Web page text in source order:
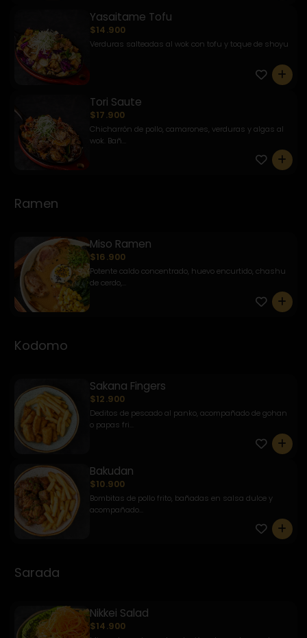
Yasaitame Tofu
$14.900
Verduras salteadas al wok con tofu y toque de shoyu
0
Tori Saute
$17.900
Chicharrón de pollo, camarones, verduras y algas al
wok. Bañ...
0
Ramen
Miso Ramen
$16.900
Potente caldo concentrado, huevo encurtido, chashu
de cerdo,...
0
Kodomo
Sakana Fingers
$12.900
Deditos de pescado al panko, acompañado de gohan
o papas fri...
0
Bakudan
$10.900
Bombitas de pollo frito, bañadas en salsa dulce y
acompañado...
0
Sarada
Nikkei Salad
$14.900